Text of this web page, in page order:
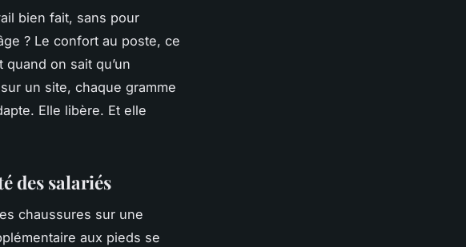
bien fait, sans pour
? Le confort au poste, ce
quand on sait qu’un
un site, chaque gramme
Elle libère. Et elle
des salariés
chaussures sur une
aux pieds se